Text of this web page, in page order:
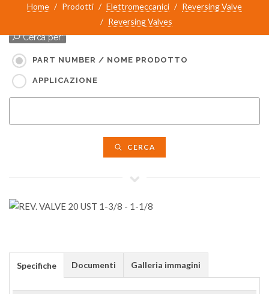
Home Prodotti Elettromeccanici
Reversing Valve
Reversing Valves
Cerca per:
PART NUMBER / NOME PRODOTTO
APPLICAZIONE
CERCA
Specifiche Documenti Galleria immagini